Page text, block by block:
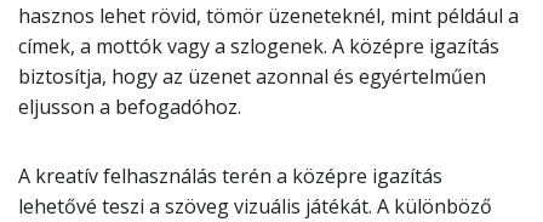
hasznos lehet rövid, tömör üzeneteknél, mint például a
címek, a mottók vagy a szlogenek. A középre igazítás
biztosítja, hogy az üzenet azonnal és egyértelműen
eljusson a befogadóhoz.
A kreatív felhasználás terén a középre igazítás
lehetővé teszi a szöveg vizuális játékát. A különböző